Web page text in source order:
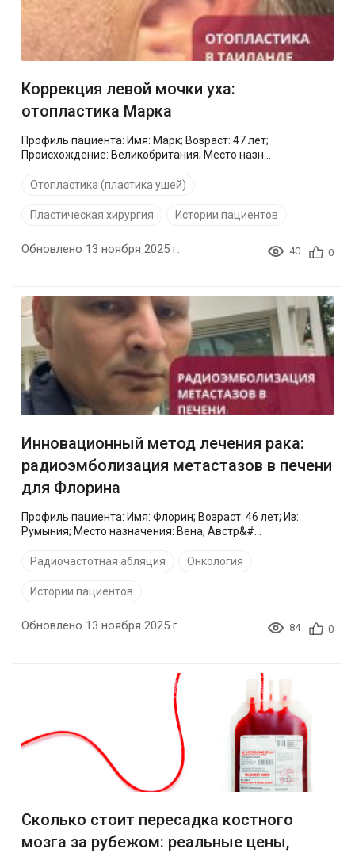
Коррекция левой мочки уха:
отопластика Марка
Профиль пациента: Имя: Марк; Возраст: 47 лет;
Происхождение: Великобритания; Место назн...
Отопластика (пластика ушей)
Пластическая хирургия Истории пациентов
Обновлено 13 ноября 2025 г. 40 0
Инновационный метод лечения рака:
радиоэмболизация метастазов в печени
для Флорина
Профиль пациента: Имя: Флорин; Возраст: 46 лет; Из:
Румыния; Место назначения: Вена, Австр&#...
Радиочастотная абляция Онкология
Истории пациентов
Обновлено 13 ноября 2025 г. 84 0
Сколько стоит пересадка костного
мозга за рубежом: реальные цены,